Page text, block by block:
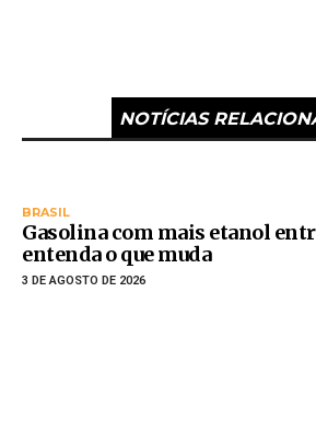
NOTÍCIAS
BRASIL
Gasolina com mais etanol
entenda o que muda
3 DE AGOSTO DE 2026